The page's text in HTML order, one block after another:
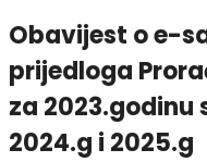
Obavijest o e-
prijedloga
za 2023.godinu
2024.g i 2025.g